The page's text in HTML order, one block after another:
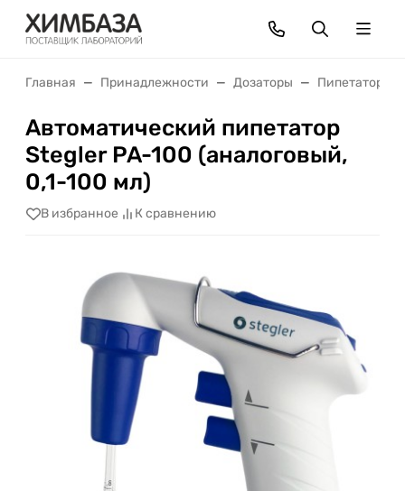
Главная Принадлежности Дозаторы Пипетаторы
Автоматический пипетатор
Stegler PA-100 (аналоговый,
0,1-100 мл)
В избранное К сравнению